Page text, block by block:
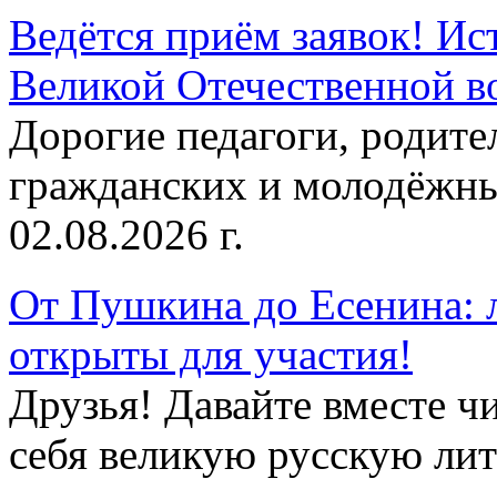
Ведётся приём заявок!
Великой Отечественной
Дорогие педагоги,
гражданских и
02.08.2026 г.
От Пушкина до Есенина:
открыты для участия!
Друзья! Давайте вместе
себя великую русскую